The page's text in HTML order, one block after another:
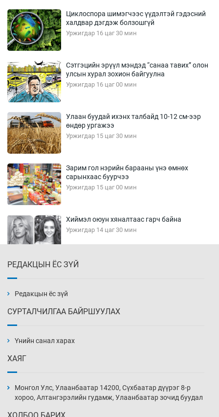
Циклоспора шимэгчээс үүдэлтэй гэдэсний
халдвар дэгдэж болзошгүй
Уржигдар 16 цаг 30 мин
Сэтгэцийн эрүүл мэндэд “санаа тавих” олон
улсын хурал зохион байгуулна
Уржигдар 16 цаг 00 мин
Улаан буудай ихэнх талбайд 10-12 см-ээр
өндөр ургажээ
Уржигдар 15 цаг 30 мин
Зарим гол нэрийн барааны үнэ өмнөх
сарынхаас буурчээ
Уржигдар 15 цаг 00 мин
Хиймэл оюун хяналтаас гарч байна
Уржигдар 14 цаг 30 мин
Уржигдар 14 цаг 00 мин
нэмэгджээ
Уржигдар 13 цаг 30 мин
РЕДАКЦЫН ЁС ЗҮЙ
Редакцын ёс зүй
СУРТАЛЧИЛГАА БАЙРШУУЛАХ
Үнийн санал харах
ХАЯГ
Монгол Улс, Улаанбаатар 14200, Сүхбаатар дүүрэг 8-р
хороо, Алтангэрэлийн гудамж, Улаанбаатар зочид буудал